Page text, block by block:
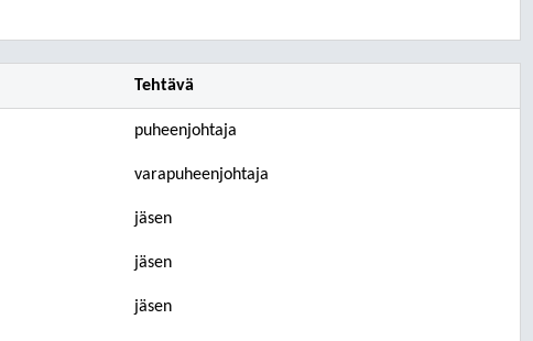
Tehtävä
puheenjohtaja
varapuheenjohtaja
jäsen
jäsen
jäsen